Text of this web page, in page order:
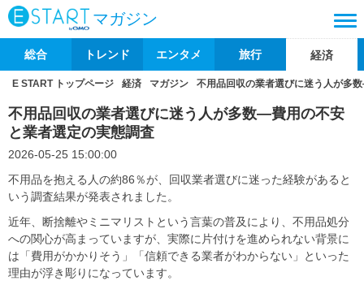
マガジン
総合 トレンド エンタメ 旅行 経済
E START トップページ 経済 マガジン 不用品回収の業者選びに迷う人が多
不用品回収の業者選びに迷う人が多数―費用の不安
と業者選定の実態調査
2026-05-25 15:00:00
不用品を抱える人の約86％が、回収業者選びに迷った経験があると
いう調査結果が発表されました。
近年、断捨離やミニマリストという言葉の普及により、不用品処分
への関心が高まっていますが、実際に片付けを進められない背景に
は「費用がかかりそう」「信頼できる業者がわからない」といった
理由が浮き彫りになっています。